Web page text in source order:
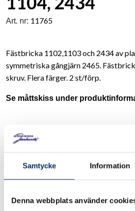
Samtycke Information
Denna webbplats använder
Art. nr: 11765
Fästbricka 1102,1103 och 2434 av
symmetriska gångjärn 2465.
skruv. Flera färger. 2 st/förp.
Se måttskiss under
Välj
Välj Färg
VäljModell